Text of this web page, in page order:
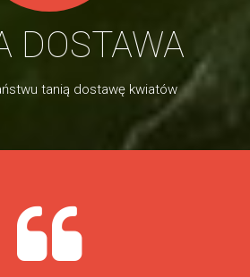
DOSTAWA
tanią dostawę kwiatów